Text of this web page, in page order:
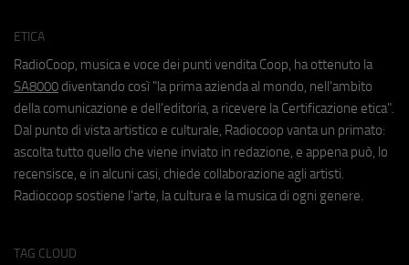
ETICA
RadioCoop, musica e voce dei punti vendita Coop, ha ottenuto la
SA8000 diventando così "la prima azienda al mondo, nell'ambito
della comunicazione e dell'editoria, a ricevere la Certificazione etica".
Dal punto di vista artistico e culturale, Radiocoop vanta un primato:
ascolta tutto quello che viene inviato in redazione, e appena può, lo
recensisce, e in alcuni casi, chiede collaborazione agli artisti.
Radiocoop sostiene l'arte, la cultura e la musica di ogni genere.
TAG CLOUD